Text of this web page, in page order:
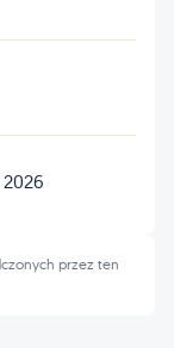
przez ten